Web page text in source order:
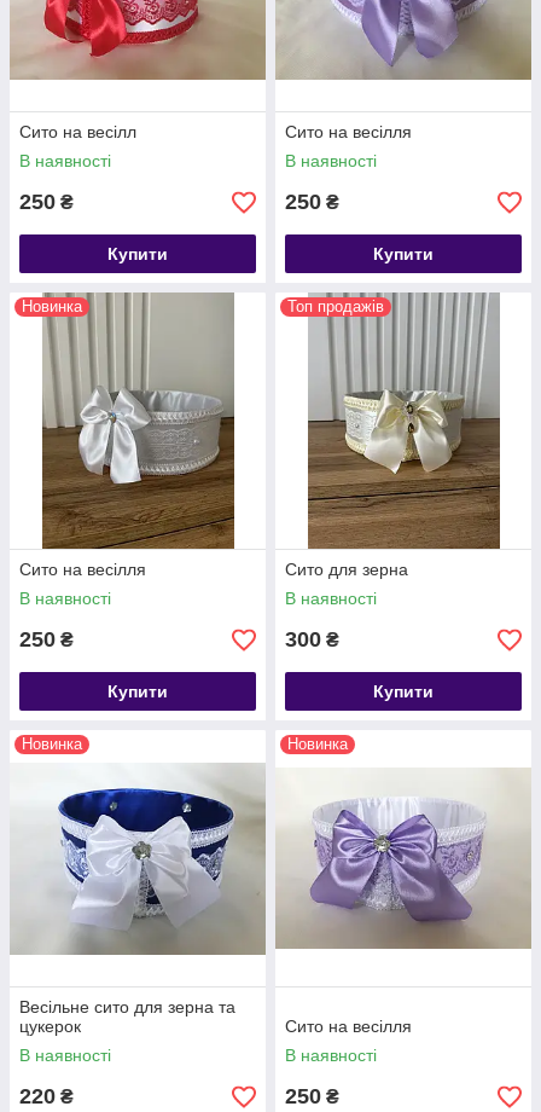
Сито на весілл
В наявності
250 ₴
Купити
Сито на весілля
В наявності
250 ₴
Купити
Новинка
Сито на весілля
В наявності
250 ₴
Купити
Топ продажів
Сито для зерна
В наявності
300 ₴
Купити
Новинка
Весільне сито для зерна та
цукерок
В наявності
220 ₴
Новинка
Сито на весілля
В наявності
250 ₴